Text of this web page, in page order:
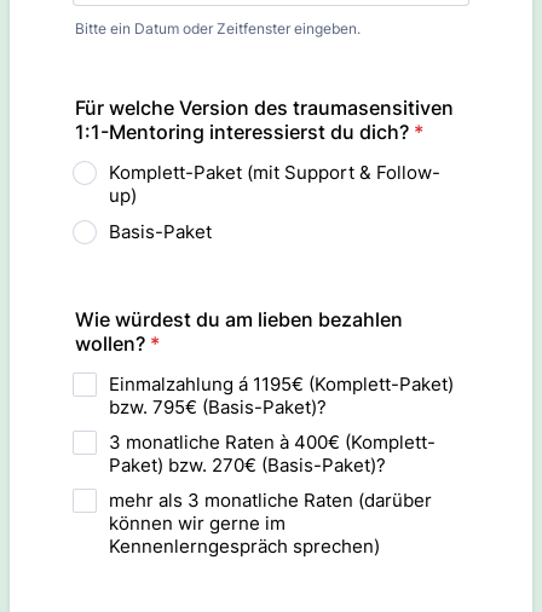
Bitte ein Datum oder Zeitfenster eingeben.
Für welche Version des traumasensitiven
1:1-Mentoring interessierst du dich? *
Komplett-Paket (mit Support & Follow-
up)
Basis-Paket
Wie würdest du am lieben bezahlen
wollen? *
Einmalzahlung á 1195€ (Komplett-Paket)
bzw. 795€ (Basis-Paket)?
3 monatliche Raten à 400€ (Komplett-
Paket) bzw. 270€ (Basis-Paket)?
mehr als 3 monatliche Raten (darüber
können wir gerne im
Kennenlerngespräch sprechen)